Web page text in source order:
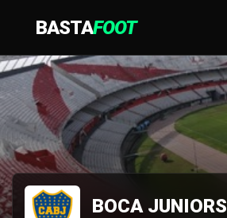
BASTAFOOT
BOCA JUNIORS